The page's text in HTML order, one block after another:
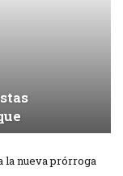
la nueva prórroga